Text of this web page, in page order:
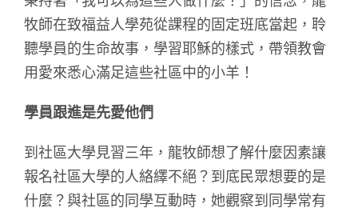
牧師在致福益人學苑從課程的固定班底當起，聆
聽學員的生命故事，學習耶穌的樣式，帶領教會
用愛來悉心滿足這些社區中的小羊！
學員跟進是先愛他們
到社區大學見習三年，龍牧師想了解什麼因素讓
報名社區大學的人絡繹不絕？到底民眾想要的是
什麼？與社區的同學互動時，她觀察到同學常有